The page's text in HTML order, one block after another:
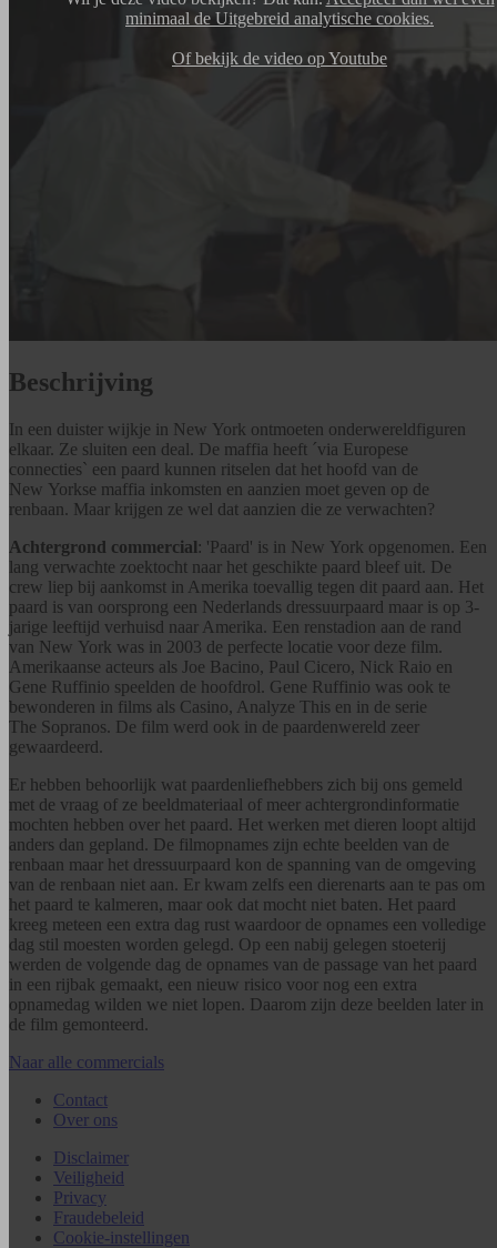
minimaal de Uitgebreid analytische cookies.
Of bekijk de video op Youtube
Beschrijving
In een duister wijkje in New York ontmoeten onderwereldfiguren
elkaar. Ze sluiten een deal. De maffia heeft ´via Europese
connecties` een paard kunnen ritselen dat het hoofd van de
New Yorkse maffia inkomsten en aanzien moet geven op de
renbaan. Maar krijgen ze wel dat aanzien die ze verwachten?
Achtergrond commercial: 'Paard' is in New York opgenomen. Een
lang verwachte zoektocht naar het geschikte paard bleef uit. De
crew liep bij aankomst in Amerika toevallig tegen dit paard aan. Het
paard is van oorsprong een Nederlands dressuurpaard maar is op 3-
jarige leeftijd verhuisd naar Amerika. Een renstadion aan de rand
van New York was in 2003 de perfecte locatie voor deze film.
Amerikaanse acteurs als Joe Bacino, Paul Cicero, Nick Raio en
Gene Ruffinio speelden de hoofdrol. Gene Ruffinio was ook te
bewonderen in films als Casino, Analyze This en in de serie
The Sopranos. De film werd ook in de paardenwereld zeer
gewaardeerd.
Er hebben behoorlijk wat paardenliefhebbers zich bij ons gemeld
met de vraag of ze beeldmateriaal of meer achtergrondinformatie
mochten hebben over het paard. Het werken met dieren loopt altijd
anders dan gepland. De filmopnames zijn echte beelden van de
renbaan maar het dressuurpaard kon de spanning van de omgeving
van de renbaan niet aan. Er kwam zelfs een dierenarts aan te pas om
het paard te kalmeren, maar ook dat mocht niet baten. Het paard
kreeg meteen een extra dag rust waardoor de opnames een volledige
dag stil moesten worden gelegd. Op een nabij gelegen stoeterij
werden de volgende dag de opnames van de passage van het paard
in een rijbak gemaakt, een nieuw risico voor nog een extra
opnamedag wilden we niet lopen. Daarom zijn deze beelden later in
de film gemonteerd.
Naar alle commercials
Contact
Over ons
Disclaimer
Veiligheid
Privacy
Fraudebeleid
Cookie-instellingen